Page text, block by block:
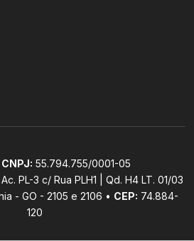
CNPJ: 55.794.755/0001-05
PL-3 c/ Rua PLH1 | Qd. H4 LT. 01/03
- GO - 2105 e 2106 • CEP: 74.884-
120